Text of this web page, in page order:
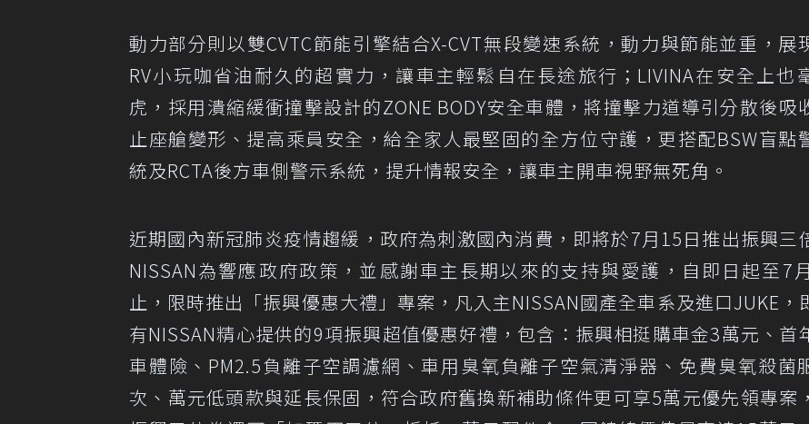
動力部分則以雙CVTC節能引擎結合X-CVT無段變速系統，動力與節能並重，展
RV小玩咖省油耐久的超實力，讓車主輕鬆自在長途旅行；LIVINA在安全上也
虎，採用潰縮緩衝撞擊設計的ZONE BODY安全車體，將撞擊力道導引分散後吸
止座艙變形、提高乘員安全，給全家人最堅固的全方位守護，更搭配BSW盲點
統及RCTA後方車側警示系統，提升情報安全，讓車主開車視野無死角。
近期國內新冠肺炎疫情趨緩，政府為刺激國內消費，即將於7月15日推出振興三
NISSAN為響應政府政策，並感謝車主長期以來的支持與愛護，自即日起至7
止，限時推出「振興優惠大禮」專案，凡入主NISSAN國產全車系及進口JUKE，
有NISSAN精心提供的9項振興超值優惠好禮，包含：振興相挺購車金3萬元、首
車體險、PM2.5負離子空調濾網、車用臭氧負離子空氣清淨器、免費臭氧殺菌
次、萬元低頭款與延長保固，符合政府舊換新補助條件更可享5萬元優先領專案